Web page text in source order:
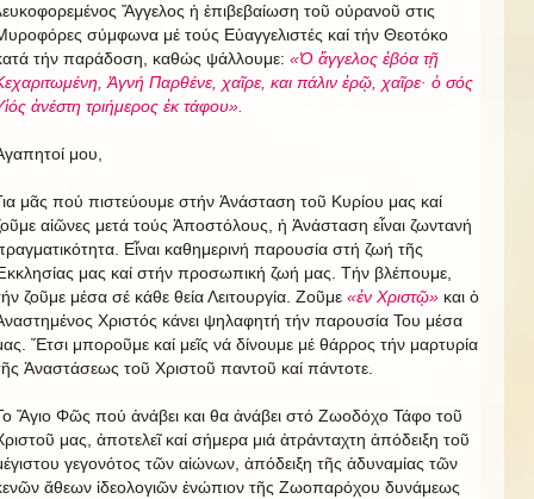
Ἄγγελος ἡ ἐπιβεβαίωση τοῦ οὐρανοῦ στις
σύμφωνα μέ τούς Εὐαγγελιστές καί τήν Θεοτόκο
τήν παράδοση, καθώς ψάλλουμε: «Ὁ ἄγγελος ἐβόα τῇ
Ἁγνή Παρθένε, χαῖρε, και πάλιν ἐρῷ, χαῖρε· ὁ σός
ἀνέστη τριήμερος ἐκ τάφου».
μου,
μᾶς πού πιστεύουμε στήν Ἀνάσταση τοῦ Κυρίου μας καί
αἰῶνες μετά τούς Ἀποστόλους, ἡ Ἀνάσταση εἶναι ζωντανή
Εἶναι καθημερινή παρουσία στή ζωή τῆς
μας καί στήν προσωπική ζωή μας. Τήν βλέπουμε,
ζοῦμε μέσα σέ κάθε θεία Λειτουργία. Ζοῦμε «ἐν Χριστῷ» και ὁ
Χριστός κάνει ψηλαφητή τήν παρουσία Του μέσα
Ἔτσι μποροῦμε καί μεῖς νά δίνουμε μέ θάρρος τήν μαρτυρία
Ἀναστάσεως τοῦ Χριστοῦ παντοῦ καί πάντοτε.
Ἅγιο Φῶς πού ἀνάβει και θα ἀνάβει στό Ζωοδόχο Τάφο τοῦ
μας, ἀποτελεῖ καί σήμερα μιά ἀτράνταχτη ἀπόδειξη τοῦ
γεγονότος τῶν αἰώνων, ἀπόδειξη τῆς ἀδυναμίας τῶν
ἄθεων ἰδεολογιῶν ἐνώπιον τῆς Ζωοπαρόχου δυνάμεως